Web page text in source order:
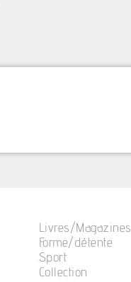
Livres/Magazines
Forme/détente
Sport
Collection